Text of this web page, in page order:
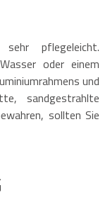
pflegeleicht.
oder einem
und
sandgestrahlte
sollten Sie